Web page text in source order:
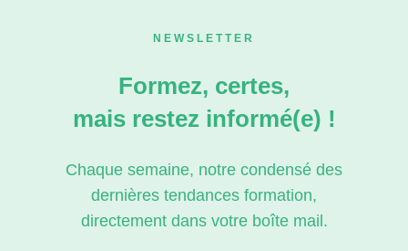
NEWSLETTER
Formez, certes,
mais restez informé(e) !
Chaque semaine, notre condensé des
dernières tendances formation,
directement dans votre boîte mail.